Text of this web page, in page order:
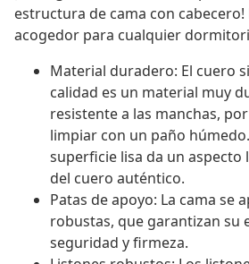
estructura de cama con
acogedor para cualquier
Material duradero: El cuero
calidad es un material muy
resistente a las manchas,
limpiar con un paño
superficie lisa da un aspecto
del cuero auténtico.
Patas de apoyo: La cama se
robustas, que garantizan su
seguridad y firmeza.